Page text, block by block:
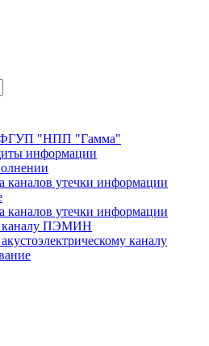
ФГУП "НПП "Гамма"
информации
каналов утечки информации
каналов утечки информации
каналу ПЭМИН
каналу